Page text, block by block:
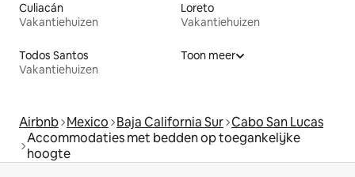
Culiacán
Vakantiehuizen
Loreto
Vakantiehuizen
Todos Santos
Vakantiehuizen
Toon meer
Airbnb Mexico Baja California Sur Cabo San Lucas
Accommodaties met bedden op toegankelijke
hoogte